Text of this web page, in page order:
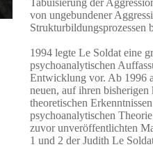
von ungebundener
Strukturbildungsprozessen
1994 legte Le Soldat eine
psychoanalytischen
Entwicklung vor. Ab 1996
neuen, auf ihren
theoretischen
psychoanalytischen
zuvor unveröffentlichten
1 und 2 der Judith Le